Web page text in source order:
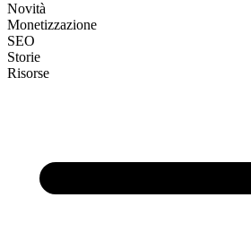
Novità
Monetizzazione
SEO
Storie
Risorse